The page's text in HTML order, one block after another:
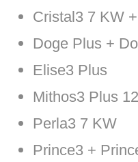
Cristal3 7 KW
Doge Plus +
Elise3 Plus
Mithos3 Plus
Perla3 7 KW
Prince3 +